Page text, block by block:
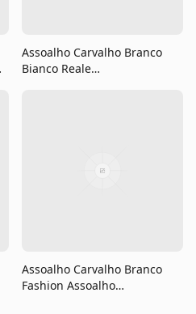
Assoalho Carvalho Branco
Bianco Reale
Assoalho Carvalho Branco
Fashion Assoalho